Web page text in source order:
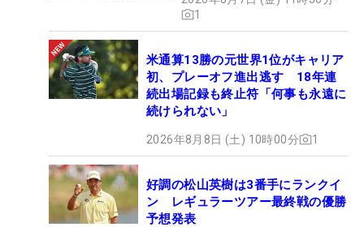
1
米通算13勝の元世界1位がキャリア
初、プレーオフ進出逃す 18年連
続出場記録も終止符「何事も永遠に
続けられない」
2026年8月8日 (土) 10時00分 1
好調の松山英樹は3番手にランクイ
ン レギュラーツアー最終戦の優勝
予想発表